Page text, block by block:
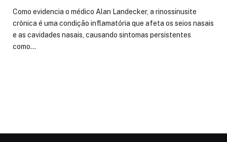
Como evidencia o médico Alan Landecker, a rinossinusite
crônica é uma condição inflamatória que afeta os seios nasais
e as cavidades nasais, causando sintomas persistentes
como…